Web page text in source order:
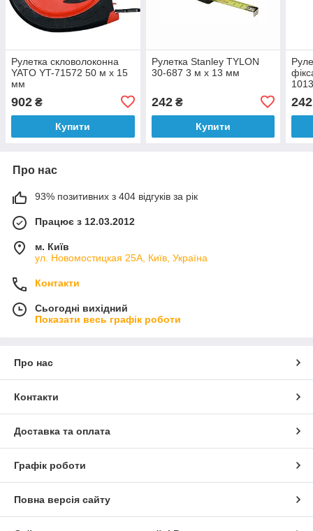
Рулетка скловолоконна
YATO YT-71572 50 м х 15
мм
902 ₴
Купити
Рулетка Stanley TYLON
30-687 3 м х 13 мм
242₴
Купити
242
Про нас
93% позитивних з 404 відгуків за рік
Працює з 12.03.2012
м. Київ
ул. Новомостицкая 25А, Київ, Україна
Контакти
Сьогодні вихідний
Показати весь графік роботи
Про нас
Контакти
Доставка та оплата
Графік роботи
Повна версія сайту